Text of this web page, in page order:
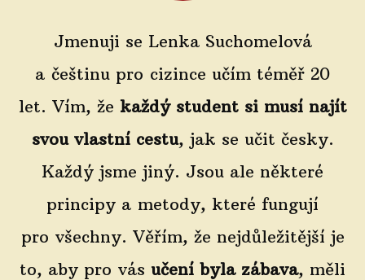
Jmenuji se Lenka Suchomelová
a češtinu pro cizince učím téměř 20
let. Vím, že každý student si musí najít
svou vlastní cestu, jak se učit česky.
Každý jsme jiný. Jsou ale některé
principy a metody, které fungují
pro všechny. Věřím, že nejdůležitější je
to, aby pro vás učení byla zábava, měli